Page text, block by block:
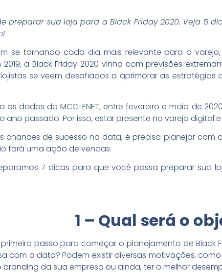
preparar sua loja para a Black Friday 2020. Veja 5
se tornando cada dia mais relevante para o
a Black Friday 2020 vinha com previsões
se veem desafiados a aprimorar as
os dados do MCC-ENET, entre fevereiro e maio de
ano passado. Por isso, estar presente no varejo
chances de sucesso na data, é preciso planejar com
fará uma ação de vendas.
7 dicas para que você possa preparar sua
1 – Qual será o
passo para começar o planejamento de Black
com a data? Podem existir diversas motivações,
da sua empresa ou ainda, ter o melhor